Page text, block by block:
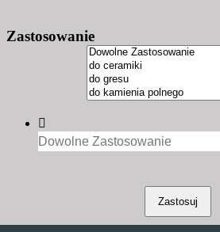
Zastosowanie
Zastosuj